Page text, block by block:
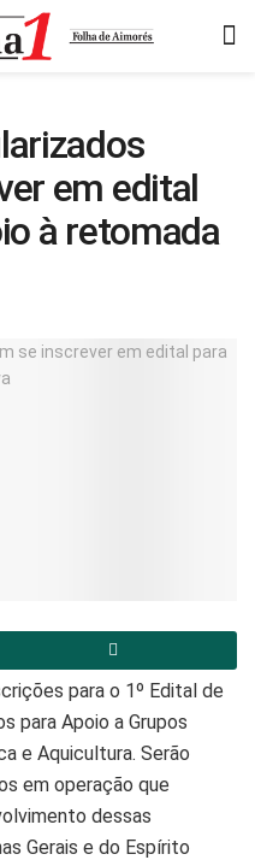
em edital
à retomada
para o 1º Edital de
para Apoio a Grupos
e Aquicultura. Serão
em operação que
dessas
Gerais e do Espírito